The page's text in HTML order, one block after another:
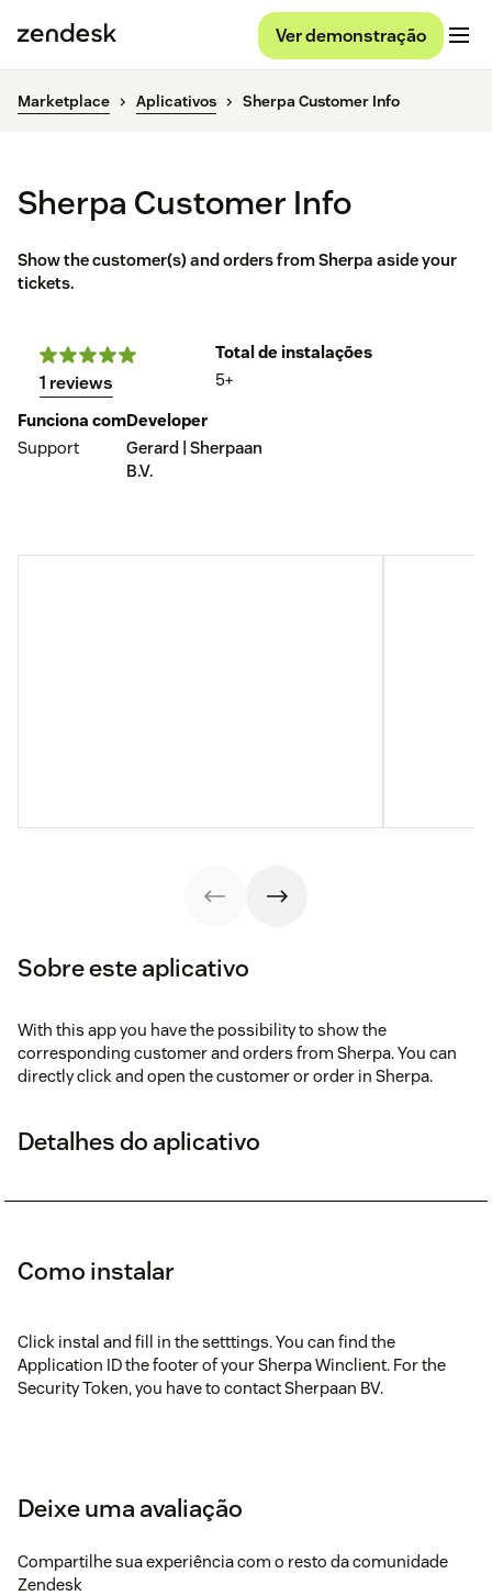
Ver demonstração
Marketplace Aplicativos Sherpa Customer Info
Sherpa Customer Info
Show the customer(s) and orders from Sherpa aside your
tickets.
1 reviews
Total de instalações
5+
Funciona com
Support
Developer
Gerard | Sherpaan
B.V.
Sobre este aplicativo
With this app you have the possibility to show the
corresponding customer and orders from Sherpa. You can
directly click and open the customer or order in Sherpa.
Detalhes do aplicativo
Como instalar
Click instal and fill in the setttings. You can find the
Application ID the footer of your Sherpa Winclient. For the
Security Token, you have to contact Sherpaan BV.
Deixe uma avaliação
Compartilhe sua experiência com o resto da comunidade
Zendesk